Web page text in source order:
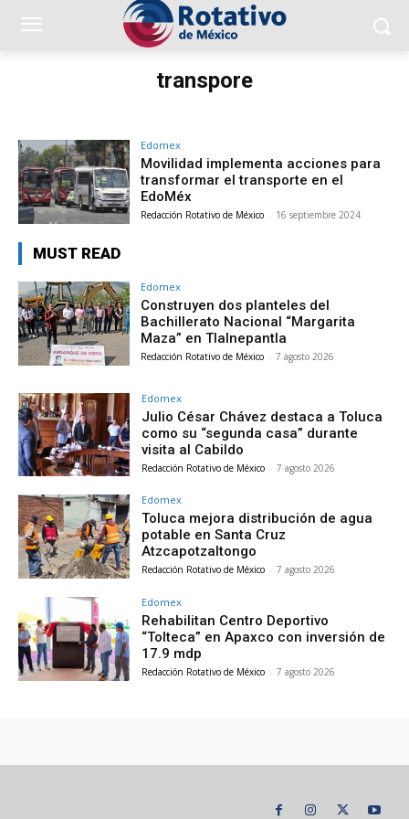
transpore
Edomex
Movilidad implementa acciones para
transformar el transporte en el
EdoMéx
Redacción Rotativo de México - 16 septiembre 2024
MUST READ
Edomex
Construyen dos planteles del
Bachillerato Nacional “Margarita
Maza” en Tlalnepantla
Redacción Rotativo de México - 7 agosto 2026
Edomex
Julio César Chávez destaca a Toluca
como su “segunda casa” durante
visita al Cabildo
Redacción Rotativo de México - 7 agosto 2026
Edomex
Toluca mejora distribución de agua
potable en Santa Cruz
Atzcapotzaltongo
Redacción Rotativo de México - 7 agosto 2026
Edomex
Rehabilitan Centro Deportivo
“Tolteca” en Apaxco con inversión de
17.9 mdp
Redacción Rotativo de México - 7 agosto 2026